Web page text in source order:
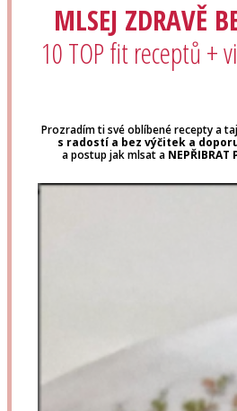
MLSEJ ZDRAVĚ
10 TOP fit receptů +
Prozradím ti své oblíbené recepty a
s radostí a bez výčitek a
a postup jak mlsat a NEPŘIBRAT